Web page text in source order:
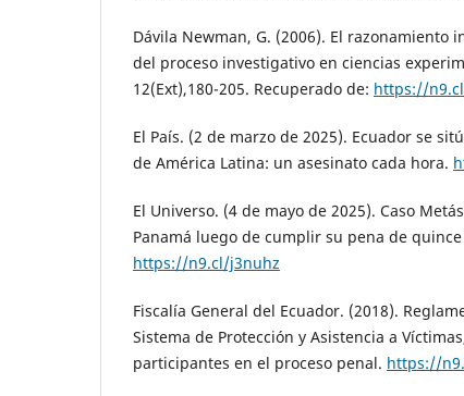
Dávila Newman, G. (2006). El razonamiento
del proceso investigativo en ciencias
12(Ext),180-205. Recuperado de: https://
El País. (2 de marzo de 2025). Ecuador se
de América Latina: un asesinato cada hora.
El Universo. (4 de mayo de 2025). Caso
Panamá luego de cumplir su pena de
https://n9.cl/j3nuhz
Fiscalía General del Ecuador. (2018).
Sistema de Protección y Asistencia a
participantes en el proceso penal. https://